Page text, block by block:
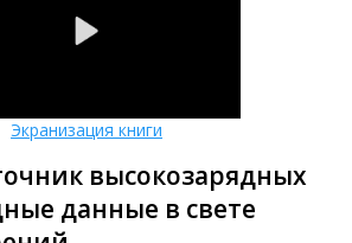
Экранизация книги
высокозарядных
данные в свете